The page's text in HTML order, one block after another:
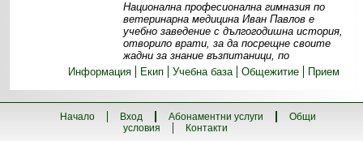
Национална професионална гимназия по
ветеринарна медицина Иван Павлов е
учебно заведение с дългогодишна история,
отворило врати, за да посрещне своите
жадни за знание възпитаници, по
Информация
Екип Учебна база Общежитие Прием
Начало Вход Абонаментни услуги
Общи
условия
Контакти